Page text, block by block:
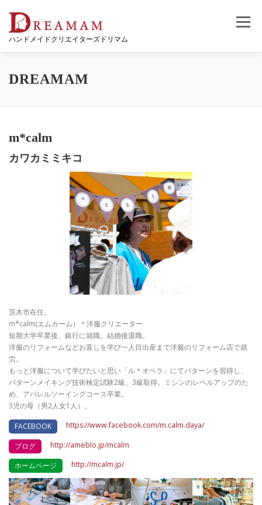
ツ
ハンドメイドクリエイターズドリマム
メニュー
DREAMAM
m*calm
カワカミミキコ
茨木市在住。
m*calm(エムカーム）＊洋服クリエーター
短期大学卒業後、銀行に就職。結婚後退職。
洋服のリフォームなどお直しを学び一人目出産まで洋服のリフォーム店で就
労。
もっと洋服について学びたいと思い「ル＊オペラ」にてパターンを習得し、
パターンメイキング技術検定試験2級、3級取得。ミシンのレベルアップのた
め、アパレルソーイングコース卒業。
3児の母（男2人女1人）。
FACEBOOK https://www.facebook.com/m.calm.daya/
ブログ http://ameblo.jp/mcalm
ホームページ http://mcalm.jp/